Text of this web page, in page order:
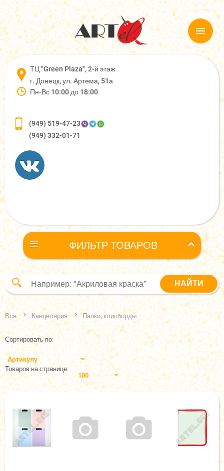
ТЦ "Green Plaza", 2-й этаж
г. Донецк, ул. Артема, 51а
Пн-Вс 10:00 до 18:00
(949) 519-47-23
(949) 332-01-71
ФИЛЬТР ТОВАРОВ
Все Канцелярия Папки, клипборды
Сортировать по:
Артикулу
Товаров на странице:
100